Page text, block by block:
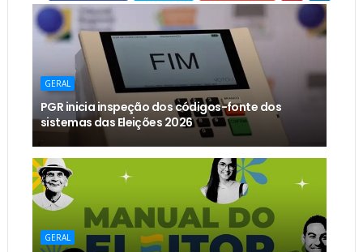
GERAL
PGR inicia inspeção dos códigos-fonte dos
sistemas das Eleições 2026
GERAL